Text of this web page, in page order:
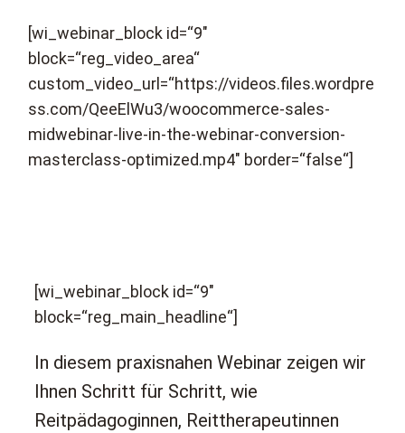
[wi_webinar_block id=“9″
block=“reg_video_area“
custom_video_url=“https://videos.files.wordpre
ss.com/QeeElWu3/woocommerce-sales-
midwebinar-live-in-the-webinar-conversion-
masterclass-optimized.mp4″ border=“false“]
[wi_webinar_block id=“9″
block=“reg_main_headline“]
In diesem praxisnahen Webinar zeigen wir
Ihnen Schritt für Schritt, wie
Reitpädagoginnen, Reittherapeutinnen